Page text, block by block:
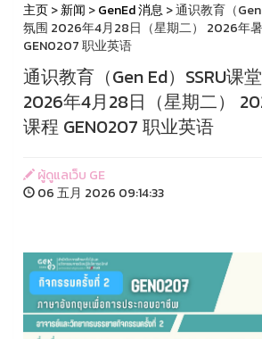
主页>新闻 >GenEd 消息> 通识教育（
氛围 2026年4月28日（星期二） 2026年
GEN0207 职业英语
通识教育（Gen Ed）SSRU课
2026年4月28日（星期二）
课程 GEN0207 职业英语
ผู้ดูแลเว็บ GE
06 五月 2026 09:14:33